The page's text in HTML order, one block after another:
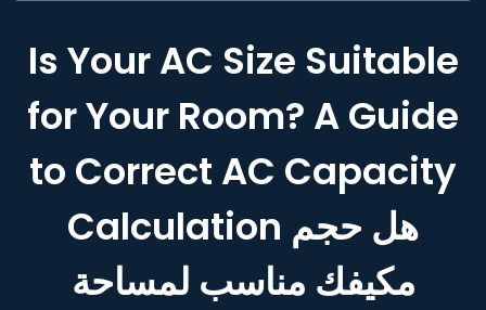
Is Your AC Size Suitable
for Your Room? A Guide
to Correct AC Capacity
Calculation هل حجم
مكيفك مناسب لمساحة